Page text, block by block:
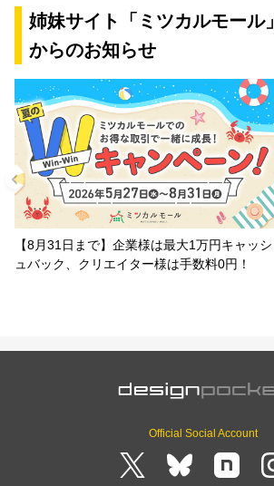
姉妹サイト「ミツカルモール」
からのお知らせ
【8月31日まで】企業様は最大1万円キャッシ
ュバック、クリエイター様は手数料0円！
Official Social Account